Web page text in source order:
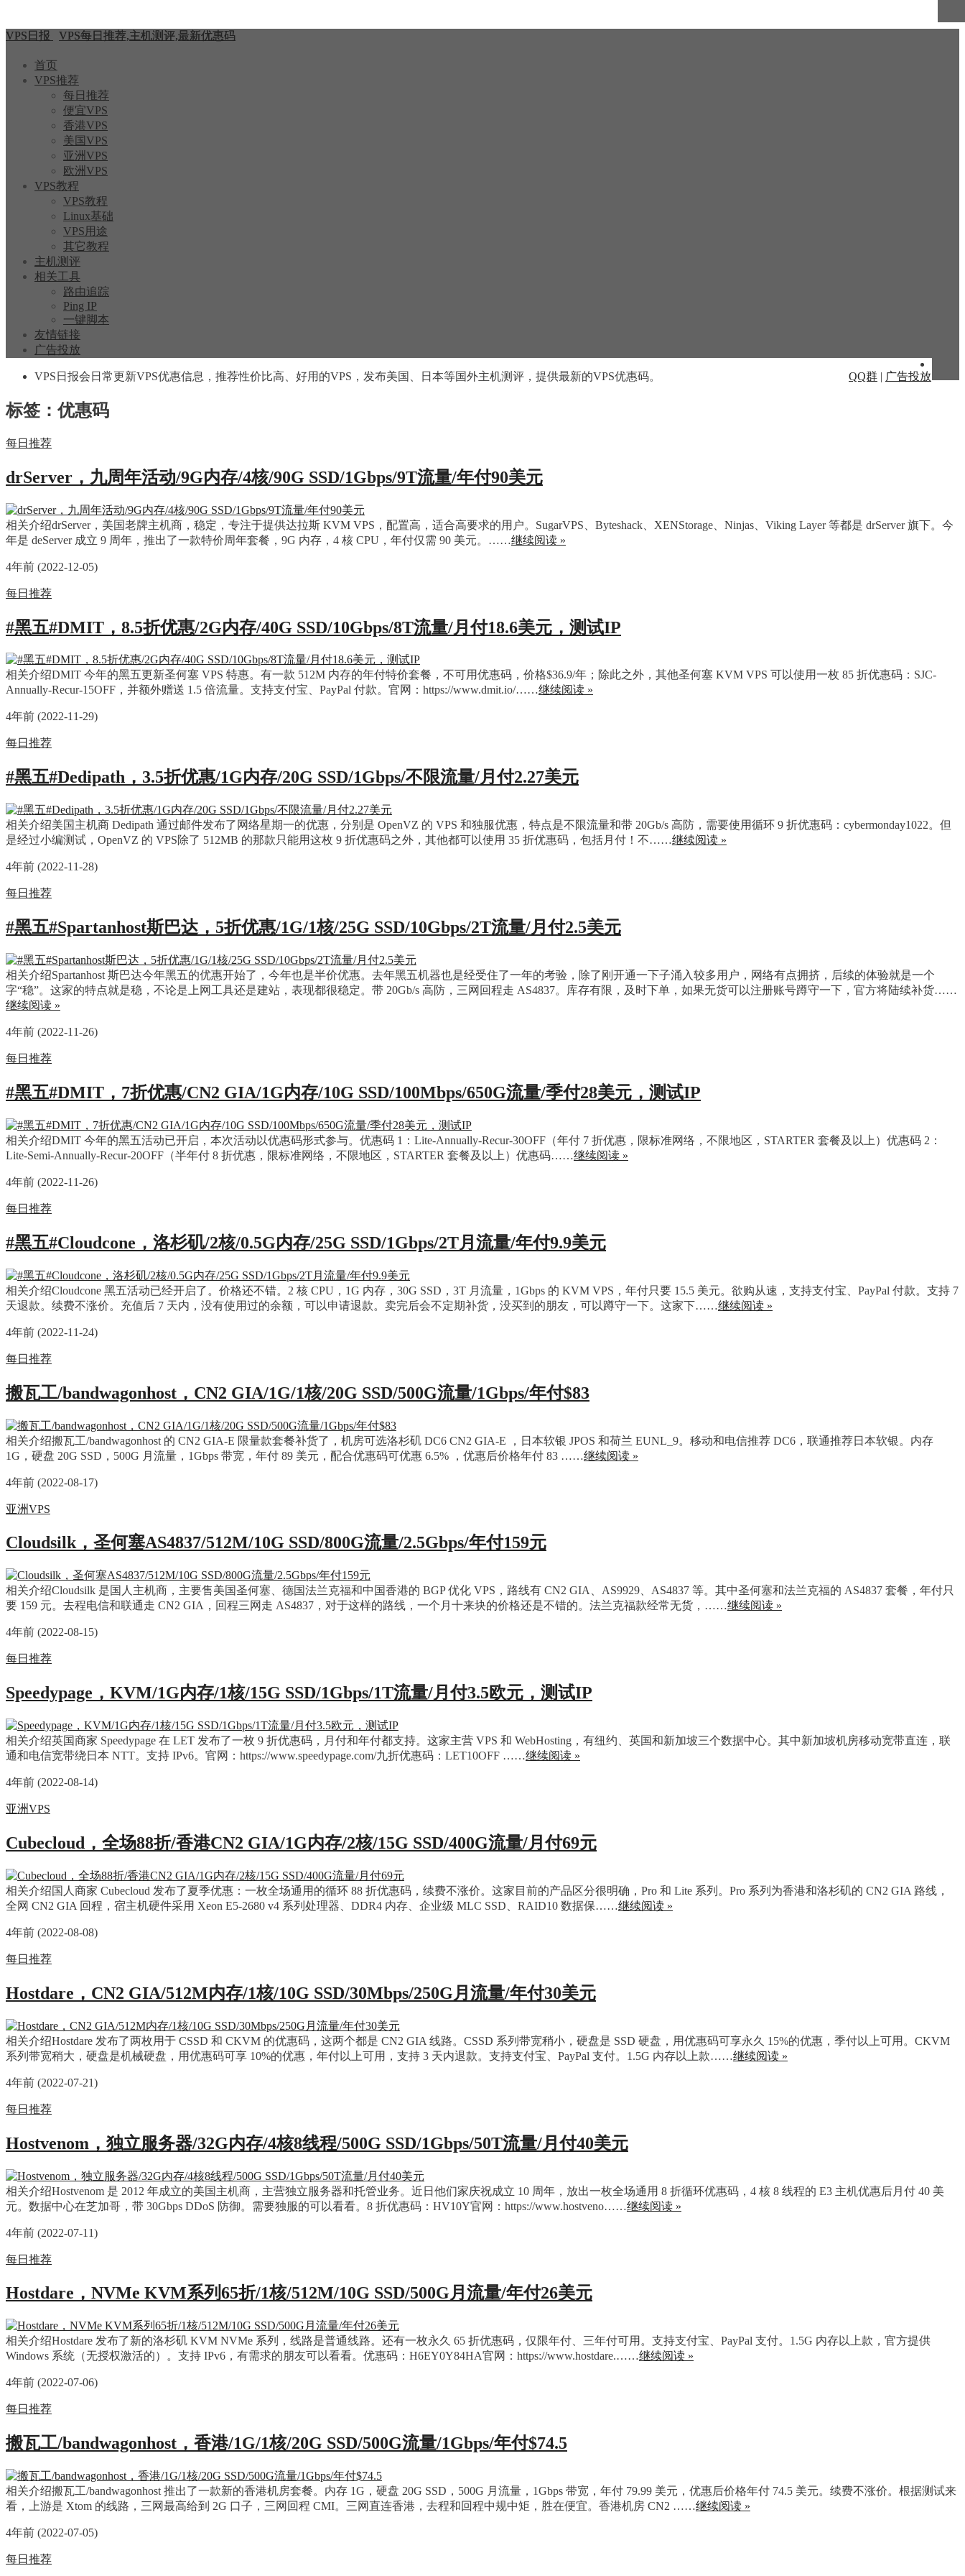
VPS日报 VPS每日推荐,主机测评,最新优惠码
首页
VPS推荐
每日推荐
便宜VPS
香港VPS
美国VPS
亚洲VPS
欧洲VPS
VPS教程
VPS教程
Linux基础
VPS用途
其它教程
主机测评
相关工具
路由追踪
Ping IP
一键脚本
友情链接
广告投放
VPS日报会日常更新VPS优惠信息，推荐性价比高、好用的VPS，发布美国、日本等国外主机测评，提供最新的VPS优惠码。 QQ群 | 广告投放
标签：优惠码
每日推荐
drServer，九周年活动/9G内存/4核/90G SSD/1Gbps/9T流量/年付90美元
相关介绍drServer，美国老牌主机商，稳定，专注于提供达拉斯 KVM VPS，配置高，适合高要求的用户。SugarVPS、Byteshack、XENStorage、Ninjas、Viking Layer 等都是 drServer 旗下。今
年是 deServer 成立 9 周年，推出了一款特价周年套餐，9G 内存，4 核 CPU，年付仅需 90 美元。……继续阅读 »
4年前 (2022-12-05)
每日推荐
#黑五#DMIT，8.5折优惠/2G内存/40G SSD/10Gbps/8T流量/月付18.6美元，测试IP
相关介绍DMIT 今年的黑五更新圣何塞 VPS 特惠。有一款 512M 内存的年付特价套餐，不可用优惠码，价格$36.9/年；除此之外，其他圣何塞 KVM VPS 可以使用一枚 85 折优惠码：SJC-
Annually-Recur-15OFF，并额外赠送 1.5 倍流量。支持支付宝、PayPal 付款。官网：https://www.dmit.io/……继续阅读 »
4年前 (2022-11-29)
每日推荐
#黑五#Dedipath，3.5折优惠/1G内存/20G SSD/1Gbps/不限流量/月付2.27美元
相关介绍美国主机商 Dedipath 通过邮件发布了网络星期一的优惠，分别是 OpenVZ 的 VPS 和独服优惠，特点是不限流量和带 20Gb/s 高防，需要使用循环 9 折优惠码：cybermonday1022。但
是经过小编测试，OpenVZ 的 VPS除了 512MB 的那款只能用这枚 9 折优惠码之外，其他都可以使用 35 折优惠码，包括月付！不……继续阅读 »
4年前 (2022-11-28)
每日推荐
#黑五#Spartanhost斯巴达，5折优惠/1G/1核/25G SSD/10Gbps/2T流量/月付2.5美元
相关介绍Spartanhost 斯巴达今年黑五的优惠开始了，今年也是半价优惠。去年黑五机器也是经受住了一年的考验，除了刚开通一下子涌入较多用户，网络有点拥挤，后续的体验就是一个
字“稳”。这家的特点就是稳，不论是上网工具还是建站，表现都很稳定。带 20Gb/s 高防，三网回程走 AS4837。库存有限，及时下单，如果无货可以注册账号蹲守一下，官方将陆续补货……
继续阅读 »
4年前 (2022-11-26)
每日推荐
#黑五#DMIT，7折优惠/CN2 GIA/1G内存/10G SSD/100Mbps/650G流量/季付28美元，测试IP
相关介绍DMIT 今年的黑五活动已开启，本次活动以优惠码形式参与。优惠码 1：Lite-Annually-Recur-30OFF（年付 7 折优惠，限标准网络，不限地区，STARTER 套餐及以上）优惠码 2：
Lite-Semi-Annually-Recur-20OFF（半年付 8 折优惠，限标准网络，不限地区，STARTER 套餐及以上）优惠码……继续阅读 »
4年前 (2022-11-26)
每日推荐
#黑五#Cloudcone，洛杉矶/2核/0.5G内存/25G SSD/1Gbps/2T月流量/年付9.9美元
相关介绍Cloudcone 黑五活动已经开启了。价格还不错。2 核 CPU，1G 内存，30G SSD，3T 月流量，1Gbps 的 KVM VPS，年付只要 15.5 美元。欲购从速，支持支付宝、PayPal 付款。支持 7
天退款。续费不涨价。充值后 7 天内，没有使用过的余额，可以申请退款。卖完后会不定期补货，没买到的朋友，可以蹲守一下。这家下……继续阅读 »
4年前 (2022-11-24)
每日推荐
搬瓦工/bandwagonhost，CN2 GIA/1G/1核/20G SSD/500G流量/1Gbps/年付$83
相关介绍搬瓦工/bandwagonhost 的 CN2 GIA-E 限量款套餐补货了，机房可选洛杉矶 DC6 CN2 GIA-E ，日本软银 JPOS 和荷兰 EUNL_9。移动和电信推荐 DC6，联通推荐日本软银。内存
1G，硬盘 20G SSD，500G 月流量，1Gbps 带宽，年付 89 美元，配合优惠码可优惠 6.5% ，优惠后价格年付 83 ……继续阅读 »
4年前 (2022-08-17)
亚洲VPS
Cloudsilk，圣何塞AS4837/512M/10G SSD/800G流量/2.5Gbps/年付159元
相关介绍Cloudsilk 是国人主机商，主要售美国圣何塞、德国法兰克福和中国香港的 BGP 优化 VPS，路线有 CN2 GIA、AS9929、AS4837 等。其中圣何塞和法兰克福的 AS4837 套餐，年付只
要 159 元。去程电信和联通走 CN2 GIA，回程三网走 AS4837，对于这样的路线，一个月十来块的价格还是不错的。法兰克福款经常无货，……继续阅读 »
4年前 (2022-08-15)
每日推荐
Speedypage，KVM/1G内存/1核/15G SSD/1Gbps/1T流量/月付3.5欧元，测试IP
相关介绍英国商家 Speedypage 在 LET 发布了一枚 9 折优惠码，月付和年付都支持。这家主营 VPS 和 WebHosting，有纽约、英国和新加坡三个数据中心。其中新加坡机房移动宽带直连，联
通和电信宽带绕日本 NTT。支持 IPv6。官网：https://www.speedypage.com/九折优惠码：LET10OFF ……继续阅读 »
4年前 (2022-08-14)
亚洲VPS
Cubecloud，全场88折/香港CN2 GIA/1G内存/2核/15G SSD/400G流量/月付69元
相关介绍国人商家 Cubecloud 发布了夏季优惠：一枚全场通用的循环 88 折优惠码，续费不涨价。这家目前的产品区分很明确，Pro 和 Lite 系列。Pro 系列为香港和洛杉矶的 CN2 GIA 路线，
全网 CN2 GIA 回程，宿主机硬件采用 Xeon E5-2680 v4 系列处理器、DDR4 内存、企业级 MLC SSD、RAID10 数据保……继续阅读 »
4年前 (2022-08-08)
每日推荐
Hostdare，CN2 GIA/512M内存/1核/10G SSD/30Mbps/250G月流量/年付30美元
相关介绍Hostdare 发布了两枚用于 CSSD 和 CKVM 的优惠码，这两个都是 CN2 GIA 线路。CSSD 系列带宽稍小，硬盘是 SSD 硬盘，用优惠码可享永久 15%的优惠，季付以上可用。CKVM
系列带宽稍大，硬盘是机械硬盘，用优惠码可享 10%的优惠，年付以上可用，支持 3 天内退款。支持支付宝、PayPal 支付。1.5G 内存以上款……继续阅读 »
4年前 (2022-07-21)
每日推荐
Hostvenom，独立服务器/32G内存/4核8线程/500G SSD/1Gbps/50T流量/月付40美元
相关介绍Hostvenom 是 2012 年成立的美国主机商，主营独立服务器和托管业务。近日他们家庆祝成立 10 周年，放出一枚全场通用 8 折循环优惠码，4 核 8 线程的 E3 主机优惠后月付 40 美
元。数据中心在芝加哥，带 30Gbps DDoS 防御。需要独服的可以看看。8 折优惠码：HV10Y官网：https://www.hostveno……继续阅读 »
4年前 (2022-07-11)
每日推荐
Hostdare，NVMe KVM系列65折/1核/512M/10G SSD/500G月流量/年付26美元
相关介绍Hostdare 发布了新的洛杉矶 KVM NVMe 系列，线路是普通线路。还有一枚永久 65 折优惠码，仅限年付、三年付可用。支持支付宝、PayPal 支付。1.5G 内存以上款，官方提供
Windows 系统（无授权激活的）。支持 IPv6，有需求的朋友可以看看。优惠码：H6EY0Y84HA官网：https://www.hostdare.……继续阅读 »
4年前 (2022-07-06)
每日推荐
搬瓦工/bandwagonhost，香港/1G/1核/20G SSD/500G流量/1Gbps/年付$74.5
相关介绍搬瓦工/bandwagonhost 推出了一款新的香港机房套餐。内存 1G，硬盘 20G SSD，500G 月流量，1Gbps 带宽，年付 79.99 美元，优惠后价格年付 74.5 美元。续费不涨价。根据测试来
看，上游是 Xtom 的线路，三网最高给到 2G 口子，三网回程 CMI。三网直连香港，去程和回程中规中矩，胜在便宜。香港机房 CN2 ……继续阅读 »
4年前 (2022-07-05)
每日推荐